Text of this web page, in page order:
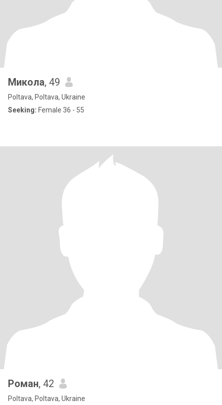
Микола, 49
Poltava, Poltava, Ukraine
Seeking: Female 36 - 55
Роман, 42
Poltava, Poltava, Ukraine